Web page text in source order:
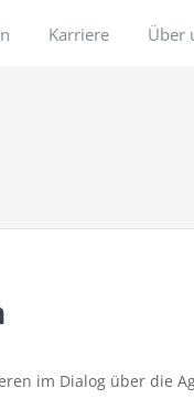
Karriere Über
im Dialog über die